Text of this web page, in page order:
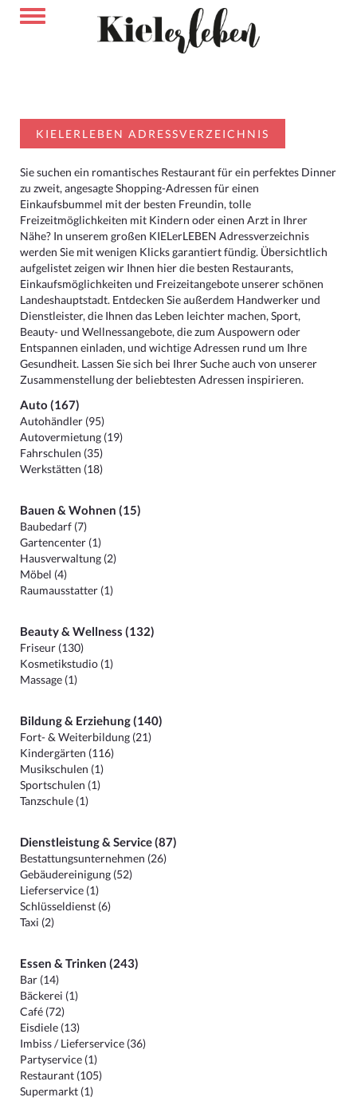
KIELERLEBEN ADRESSVERZEICHNIS
Sie suchen ein romantisches Restaurant für ein perfektes Dinner
zu zweit, angesagte Shopping-Adressen für einen
Einkaufsbummel mit der besten Freundin, tolle
Freizeitmöglichkeiten mit Kindern oder einen Arzt in Ihrer
Nähe? In unserem großen KIELerLEBEN Adressverzeichnis
werden Sie mit wenigen Klicks garantiert fündig. Übersichtlich
aufgelistet zeigen wir Ihnen hier die besten Restaurants,
Einkaufsmöglichkeiten und Freizeitangebote unserer schönen
Landeshauptstadt. Entdecken Sie außerdem Handwerker und
Dienstleister, die Ihnen das Leben leichter machen, Sport,
Beauty- und Wellnessangebote, die zum Auspowern oder
Entspannen einladen, und wichtige Adressen rund um Ihre
Gesundheit. Lassen Sie sich bei Ihrer Suche auch von unserer
Zusammenstellung der beliebtesten Adressen inspirieren.
Auto (167)
Autohändler (95)
Autovermietung (19)
Fahrschulen (35)
Werkstätten (18)
Bauen & Wohnen (15)
Baubedarf (7)
Gartencenter (1)
Hausverwaltung (2)
Möbel (4)
Raumausstatter (1)
Beauty & Wellness (132)
Friseur (130)
Kosmetikstudio (1)
Massage (1)
Bildung & Erziehung (140)
Fort- & Weiterbildung (21)
Kindergärten (116)
Musikschulen (1)
Sportschulen (1)
Tanzschule (1)
Dienstleistung & Service (87)
Bestattungsunternehmen (26)
Gebäudereinigung (52)
Lieferservice (1)
Schlüsseldienst (6)
Taxi (2)
Essen & Trinken (243)
Bar (14)
Bäckerei (1)
Café (72)
Eisdiele (13)
Imbiss / Lieferservice (36)
Partyservice (1)
Restaurant (105)
Supermarkt (1)